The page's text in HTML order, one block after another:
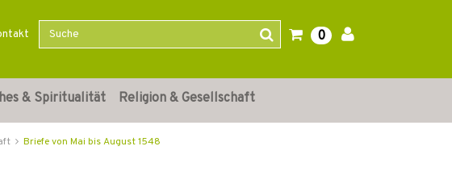
0
& Spiritualität Religion & Gesellschaft
Briefe von Mai bis August 1548